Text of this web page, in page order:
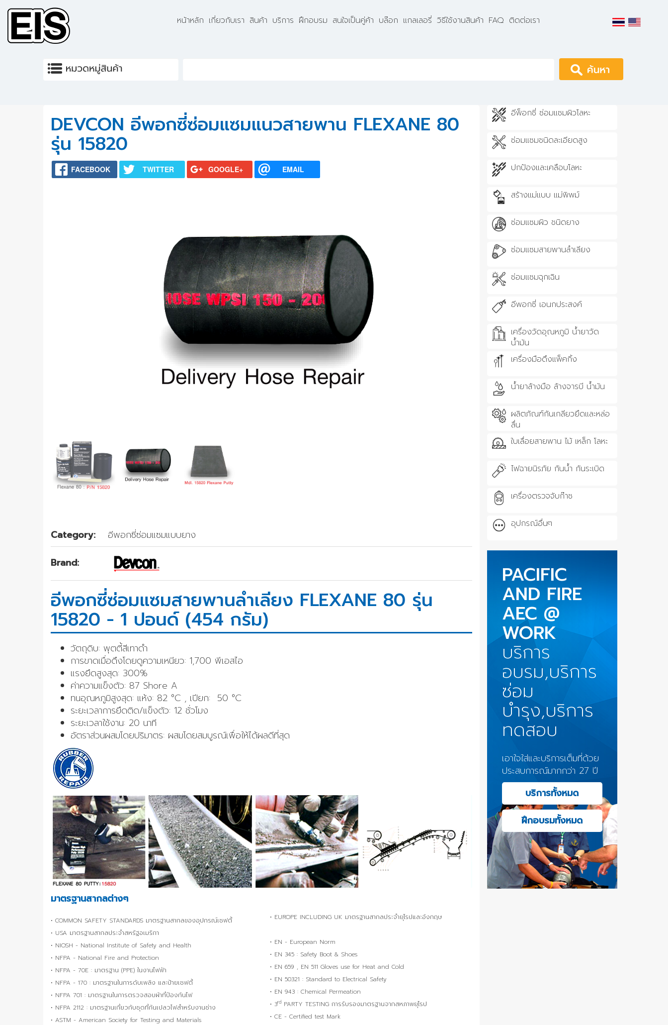
Skip to main content
หน้าหลัก เกี่ยวกับเรา สินค้า บริการ ฝึกอบรม สนใจเป็นคู่ค้า บล๊อก แกลเลอรี่ วิธีใช้งานสินค้า FAQ ติดต่อเรา
Apply
DEVCON อีพอกซี่ซ่อมแซมแนวสายพาน FLEXANE 80
รุ่น 15820
FACEBOOK TWITTER GOOGLE+ EMAIL
Category: อีพอกซี่ซ่อมแซมแบบยาง
Brand:
อีพอกซี่ซ่อมแซมสายพานลำเลียง FLEXANE 80 รุ่น
15820 - 1 ปอนด์ (454 กรัม)
วัตถุดิบ: พุตตี้สีเทาดำ
การขาดเมื่อดึงโดยดูความเหนียว: 1,700 พีเอสไอ
แรงยึดสูงสุด: 300%
ค่าความแข็งตัว: 87 Shore A
ทนอุณหภูมิสูงสุด: แห้ง: 82 °C , เปียก: 50 °C
ระยะเวลาการยึดติด/แข็งตัว: 12 ชั่วโมง
ระยะเวลาใช้งาน: 20 นาที
อัตราส่วนผสมโดยปริมาตร: ผสมโดยสมบูรณ์เพื่อให้ได้ผลดีที่สุด
มาตรฐานสากลต่างๆ
• COMMON SAFETY STANDARDS มาตรฐานสากลของอุปกรณ์เซฟตี้
• USA มาตรฐานสากลประจำสหรัฐอเมริกา
• NIOSH - National Institute of Safety and Health
• NFPA - National Fire and Protection
• NFPA - 70E : มาตรฐาน (PPE) ในงานไฟฟ้า
• NFPA - 170 : มาตรฐานในการดับเพลิง และป้ายเซฟตี้
• NFPA 701 : มาตรฐานในการตรวจสอบผ้าที่ป้องกันไฟ
• NFPA 2112 : มาตรฐานเกี่ยวกับชุดที่กันเปลวไฟสำหรับงานช่าง
• ASTM - American Society for Testing and Materials
• EUROPE INCLUDING UK มาตรฐานสากลประจำยุโรปและอังกฤษ
• EN - European Norm
• EN 345 : Safety Boot & Shoes
• EN 659 , EN 511 Gloves use for Heat and Cold
• EN 50321 : Standard to Electrical Safety
• EN 943 : Chemical Permeation
• 3rd PARTY TESTING การรับรองมาตรฐานจากสหภาพยุโรป
• CE - Certified test Mark
อีพ็อกซี่ ซ่อมแซมผิวโลหะ
ซ่อมแซมชนิดละเอียดสูง
ปกป้องและเคลือบโลหะ
สร้างแม่แบบ แม่พิพม์
ซ่อมแซมผิว ชนิดยาง
ซ่อมแซมสายพานลำเลียง
ซ่อมแซมฉุกเฉิน
อีพอกซี่ เอนกประสงค์
เครื่องวัดอุณหภูมิ น้ำยาวัด
น้ำมัน
เครื่องมือดึงแพ็คกิ้ง
น้ำยาล้างมือ ล้างจารบี น้ำมัน
ผลิตภัณฑ์กันเกลียวยึดและหล่อ
ลื่น
ใบเลื่อยสายพาน ไม้ เหล็ก โลหะ
ไฟฉายนิรภัย กันน้ำ กันระเบิด
เครื่องตรวจจับก๊าซ
อุปกรณ์อื่นๆ
PACIFIC
AND FIRE
AEC @
WORK
บริการ
อบรม,บริการ
ซ่อม
บำรุง,บริการ
ทดสอบ
เอาใจใส่และบริการเต็มที่ด้วย
ประสบการณ์มากกว่า 27 ปี
บริการทั้งหมด
ฝึกอบรมทั้งหมด